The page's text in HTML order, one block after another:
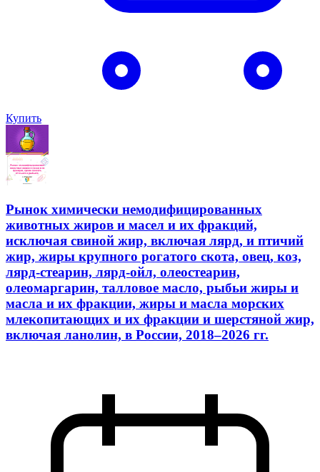
Купить
Рынок химически немодифицированных
животных жиров и масел и их фракций,
исключая свиной жир, включая лярд, и птичий
жир, жиры крупного рогатого скота, овец, коз,
лярд-стеарин, лярд-ойл, олеостеарин,
олеомаргарин, талловое масло, рыбьи жиры и
масла и их фракции, жиры и масла морских
млекопитающих и их фракции и шерстяной жир,
включая ланолин, в России, 2018–2026 гг.